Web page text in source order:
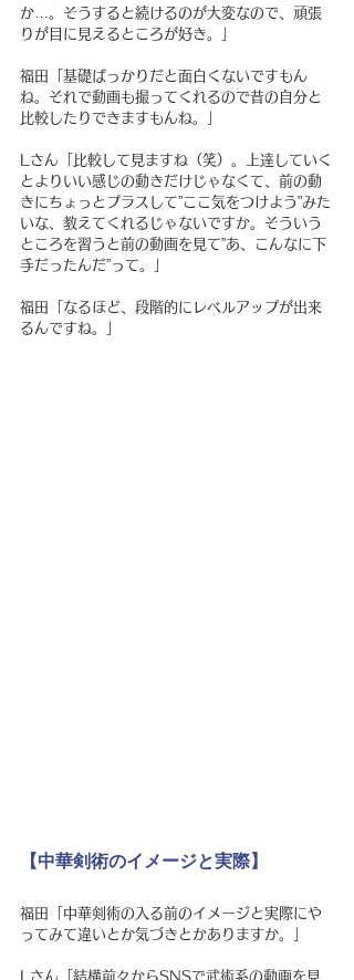
か…。そうすると続けるのが大変なので、頑張
りが目に見えるところが好き。」
福田「基礎ばっかりだと面白くないですもん
ね。それで動画も撮ってくれるので昔の自分と
比較したりできますもんね。」
Lさん「比較して見ますね（笑）。上達していく
とよりいい感じの動きだけじゃなくて、前の動
きにちょっとプラスして”ここ気をつけよう”みた
いな、教えてくれるじゃないですか。そういう
ところを習うと前の動画を見て”あ、こんなに下
手だったんだ”って。」
福田「なるほど、段階的にレベルアップが出来
るんですね。」
【中華剣術のイメージと実際】
福田「中華剣術の入る前のイメージと実際にや
ってみて違いとか気づきとかありますか。」
Lさん「結構前々からSNSで武術系の動画を見